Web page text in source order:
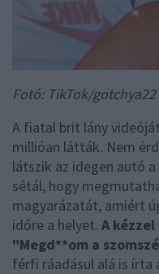
Fotó: TikTok/gotchya22
A fiatal brit lány
millióan látták. Nem
látszik az idegen autó
sétál, hogy
magyarázatát, amiért
időre a helyet. A
"Megd**om a
férfi ráadásul alá is írta